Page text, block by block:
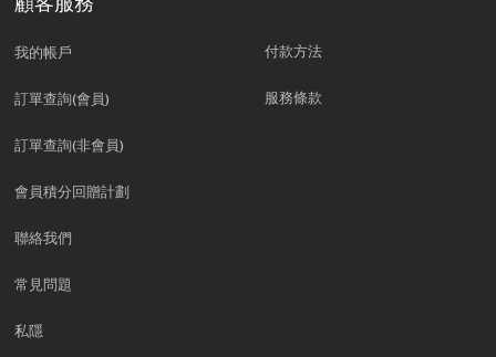
我的帳戶
訂單查詢(會員)
訂單查詢(非會員)
會員積分回贈計劃
聯絡我們
常見問題
私隱
付款方法
服務條款